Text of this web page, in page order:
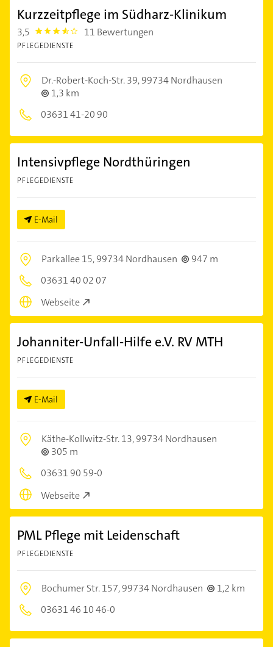
Kurzzeitpflege im Südharz-Klinikum
3,5 3.5 11 Bewertungen
PFLEGEDIENSTE
Dr.-Robert-Koch-Str. 39,99734 Nordhausen
1,3 km
03631 41-20 90
Intensivpflege Nordthüringen
PFLEGEDIENSTE
E-Mail
Parkallee 15,99734 Nordhausen
947 m
03631 40 02 07
Webseite
Johanniter-Unfall-Hilfe e.V. RV MTH
PFLEGEDIENSTE
E-Mail
Käthe-Kollwitz-Str. 13,99734 Nordhausen
305 m
03631 90 59-0
Webseite
PML Pflege mit Leidenschaft
PFLEGEDIENSTE
Bochumer Str. 157,99734 Nordhausen
1,2 km
03631 46 10 46-0